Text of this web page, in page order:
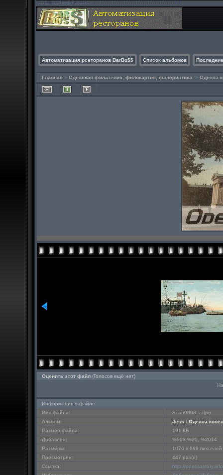
Автоматизация рсеторанов BarBo$$ Список альбомов
Главная > Одесская филателия, филокартия, фалеристика. > Одесса
Оценить этот файл (Голосов ещё нет)
Информация о файле
Имя файла:
Scan0008_cr.jpg
Альбом:
Jess / Одесса
Размер файла:
191 КБ
Добавлен:
%503 %20, %2014
Размеры:
1076 x 699 пикселей
Просмотрен:
447 раз(а)
Ссылка:
http://